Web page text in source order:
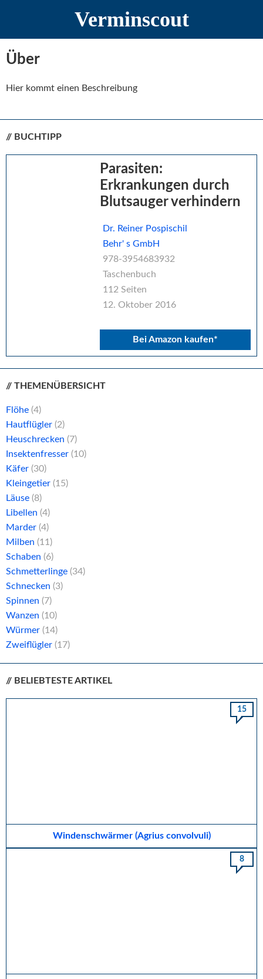
springen
springen
springen
Verminscout
Über
Hier kommt einen Beschreibung
// BUCHTIPP
Parasiten:
Erkrankungen durch
Blutsauger verhindern
Dr. Reiner Pospischil
Behr' s GmbH
978-3954683932
Taschenbuch
112 Seiten
12. Oktober 2016
Bei Amazon kaufen*
// THEMENÜBERSICHT
Flöhe (4)
Hautflügler (2)
Heuschrecken (7)
Insektenfresser (10)
Käfer (30)
Kleingetier (15)
Läuse (8)
Libellen (4)
Marder (4)
Milben (11)
Schaben (6)
Schmetterlinge (34)
Schnecken (3)
Spinnen (7)
Wanzen (10)
Würmer (14)
Zweiflügler (17)
// BELIEBTESTE ARTIKEL
Windenschwärmer (Agrius convolvuli)
15
8